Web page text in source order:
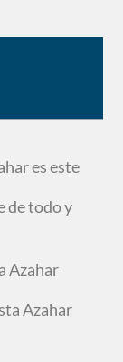
es este
de todo y
Azahar
Azahar